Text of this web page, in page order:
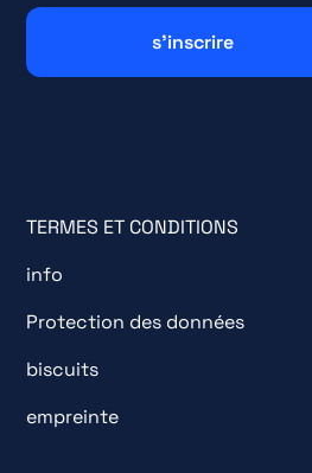
TERMES ET CONDITIONS
info
Protection des données
biscuits
empreinte